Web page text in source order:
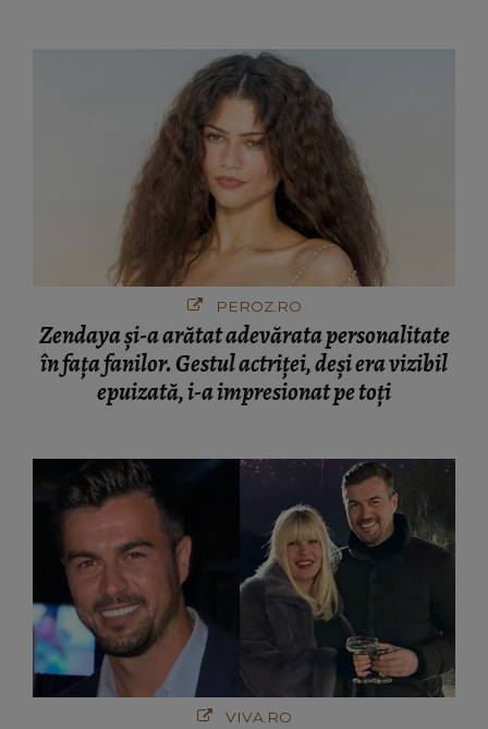
PEROZ.RO
Zendaya și-a arătat adevărata personalitate
în fața fanilor. Gestul actriței, deși era vizibil
epuizată, i-a impresionat pe toți
VIVA.RO